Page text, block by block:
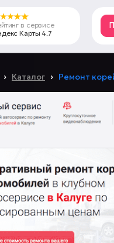
в сервисе
Карты 4.7
› Каталог › Ремонт